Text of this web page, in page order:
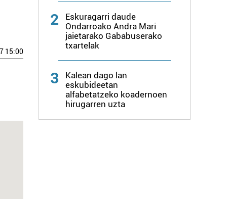
15:00
2
Eskuragarri daude
Ondarroako Andra Mari
jaietarako Gababuserako
txartelak
3
Kalean dago lan
eskubideetan
alfabetatzeko koadernoen
hirugarren uzta